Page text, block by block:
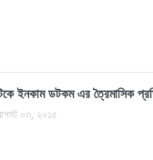
ইনকাম ডটকম এর ত্রৈমাসিক
০৩, ২০১৫